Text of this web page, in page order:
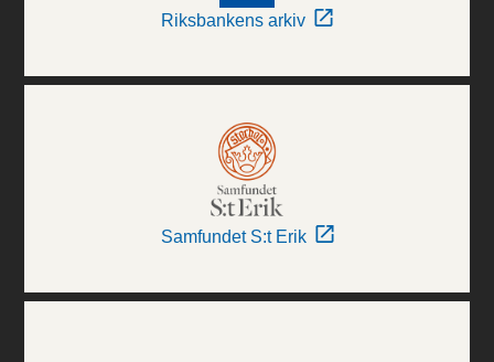
Riksbankens arkiv
Samfundet S:t Erik